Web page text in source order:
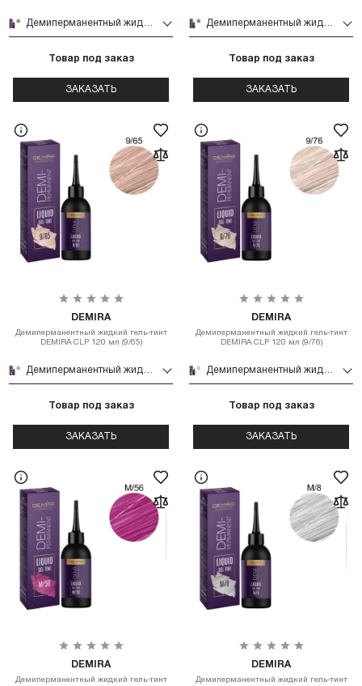
Демиперманентный жидкий гель-тинт DEMIRA CLP 120 мл (8/7)
Товар под заказ
ЗАКАЗАТЬ
Демиперманентный жидкий гель-тинт DEMIRA CLP 120 мл (9/16)
Товар под заказ
ЗАКАЗАТЬ
DEMIRA
Демиперманентный жидкий гель-тинт
DEMIRA CLP 120 мл (9/65)
Демиперманентный жидкий гель-тинт DEMIRA CLP 120 мл (9/65)
Товар под заказ
ЗАКАЗАТЬ
DEMIRA
Демиперманентный жидкий гель-тинт
DEMIRA CLP 120 мл (9/76)
Демиперманентный жидкий гель-тинт DEMIRA CLP 120 мл (9/76)
Товар под заказ
ЗАКАЗАТЬ
DEMIRA
Демиперманентный жидкий гель-тинт
DEMIRA
Демиперманентный жидкий гель-тинт